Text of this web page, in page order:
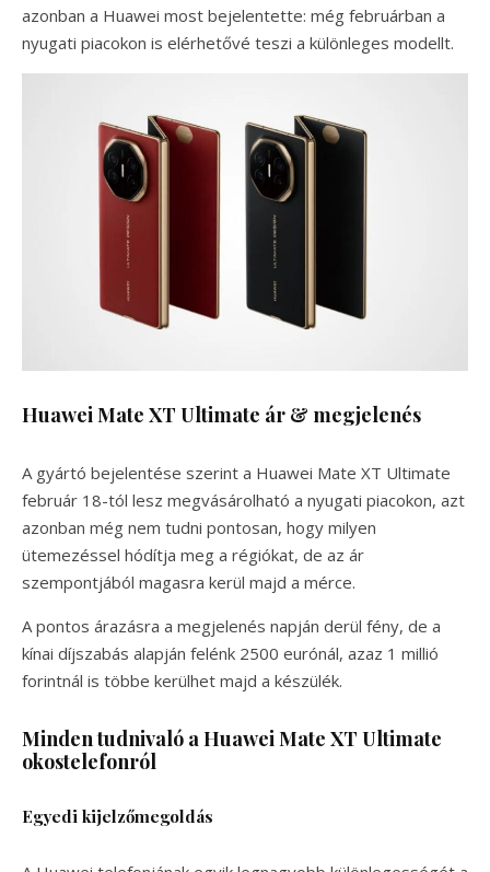
azonban a Huawei most bejelentette: még februárban a
nyugati piacokon is elérhetővé teszi a különleges modellt.
Huawei Mate XT Ultimate ár & megjelenés
A gyártó bejelentése szerint a Huawei Mate XT Ultimate
február 18-tól lesz megvásárolható a nyugati piacokon, azt
azonban még nem tudni pontosan, hogy milyen
ütemezéssel hódítja meg a régiókat, de az ár
szempontjából magasra kerül majd a mérce.
A pontos árazásra a megjelenés napján derül fény, de a
kínai díjszabás alapján felénk 2500 eurónál, azaz 1 millió
forintnál is többe kerülhet majd a készülék.
Minden tudnivaló a Huawei Mate XT Ultimate
okostelefonról
Egyedi kijelzőmegoldás